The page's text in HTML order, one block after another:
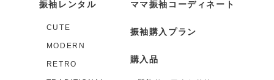
振袖レンタル
CUTE
MODERN
RETRO
ママ振袖コーディネート
振袖購入プラン
購入品